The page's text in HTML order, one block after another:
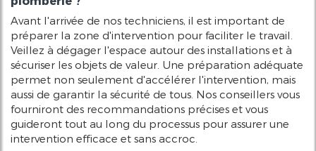
Avant l'arrivée de nos techniciens, il est important de
préparer la zone d'intervention pour faciliter le travail.
Veillez à dégager l'espace autour des installations et à
sécuriser les objets de valeur. Une préparation adéquate
permet non seulement d'accélérer l'intervention, mais
aussi de garantir la sécurité de tous. Nos conseillers vous
fourniront des recommandations précises et vous
guideront tout au long du processus pour assurer une
intervention efficace et sans accroc.